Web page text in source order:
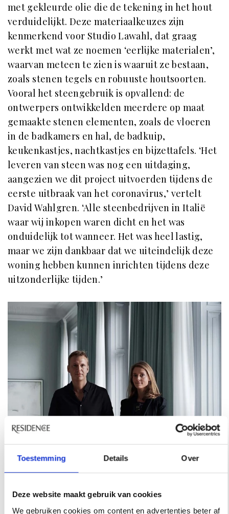
Toestemming Details Over
Deze website maakt gebruik van cookies
We gebruiken cookies om content en advertenties beter af
met gekleurde olie die de tekening in het hout
verduidelijkt. Deze materiaalkeuzes zijn
kenmerkend voor Studio Lawahl, dat graag
werkt met wat ze noemen ‘eerlijke materialen’,
waarvan meteen te zien is waaruit ze bestaan,
zoals stenen tegels en robuuste houtsoorten.
Vooral het steengebruik is opvallend: de
ontwerpers ontwikkelden meerdere op maat
gemaakte stenen elementen, zoals de vloeren
in de badkamers en hal, de badkuip,
keukenkastjes, nachtkastjes en bijzettafels. ‘Het
leveren van steen was nog een uitdaging,
aangezien we dit project uitvoerden tijdens de
eerste uitbraak van het coronavirus,’ vertelt
David Wahlgren. ‘Alle steenbedrijven in Italië
waar wij inkopen waren dicht en het was
onduidelijk tot wanneer. Het was heel lastig,
maar we zijn dankbaar dat we uiteindelijk deze
woning hebben kunnen inrichten tijdens deze
uitzonderlijke tijden.’